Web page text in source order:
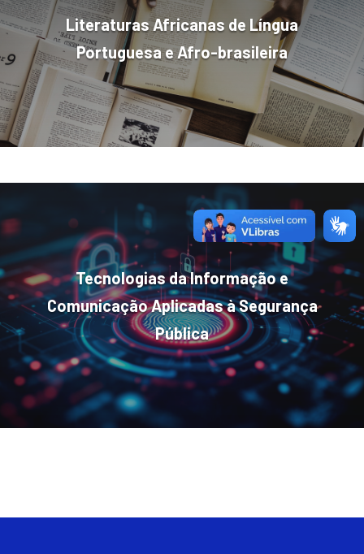
Literaturas Africanas de Língua
Portuguesa e Afro-brasileira
Tecnologias da Informação e
Comunicação Aplicadas à Segurança
Pública